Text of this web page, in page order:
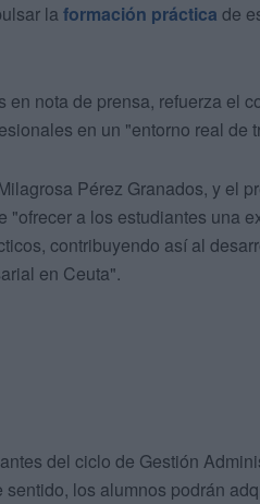
la formación práctica de
nota de prensa, refuerza el
en un "entorno real de
Pérez Granados, y el
"ofrecer a los estudiantes una
contribuyendo así al
en Ceuta".
del ciclo de Gestión
los alumnos podrán